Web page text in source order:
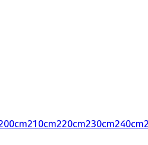
cm210cm220cm230cm240cm